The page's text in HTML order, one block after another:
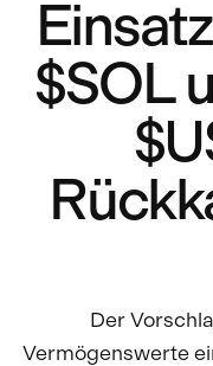
$SOL
Der
Vermögenswerte